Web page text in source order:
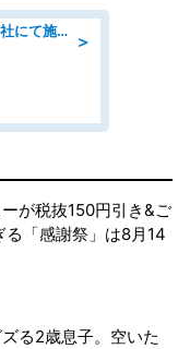
＞
工事・土木施工管理/総合技術商社にて施工管理のお仕事/即日勤務可/車通勤可/工事・土木施工管理/生産・品質管理
ーが税抜150円引き&ご
「感謝祭」は8月14
る2歳息子。空いた